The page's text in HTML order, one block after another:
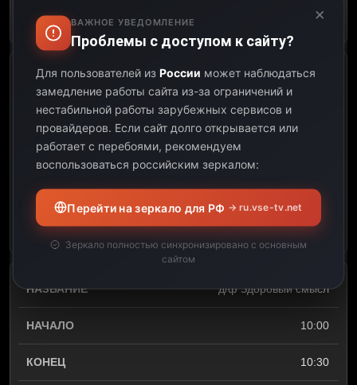
Легенды кино
00:45
Открыть описание
д/ф Здоровый смысл
10:00
10:30
×
ВАЖНОЕ УВЕДОМЛЕНИЕ
Проблемы с доступом к сайту?
Для пользователей из России может наблюдаться
замедление работы сайта из-за ограничений и
нестабильной работы зарубежных сервисов и
провайдеров. Если сайт долго открывается или
работает с перебоями, рекомендуем
воспользоваться российским зеркалом:
Перейти на зеркало для РФ → ru.vse-tv.net
Зеркало полностью синхронизировано с основным
сайтом